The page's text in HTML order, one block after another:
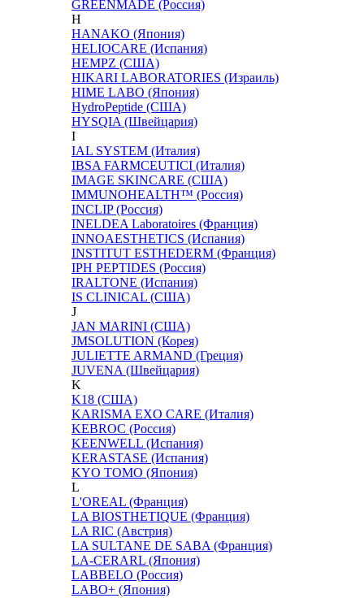
GREENMADE (Россия)
H
HANAKO (Япония)
HELIOCARE (Испания)
HEMPZ (США)
HIKARI LABORATORIES (Израиль)
HIME LABO (Япония)
HydroPeptide (США)
HYSQIA (Швейцария)
I
IAL SYSTEM (Италия)
IBSA FARMCEUTICI (Италия)
IMAGE SKINCARE (США)
IMMUNOHEALTH™ (Россия)
INCLIP (Россия)
INELDEA Laboratoires (Франция)
INNOAESTHETICS (Испания)
INSTITUT ESTHEDERM (Франция)
IPH PEPTIDES (Россия)
IRALTONE (Испания)
IS CLINICAL (США)
J
JAN MARINI (США)
JMSOLUTION (Корея)
JULIETTE ARMAND (Греция)
JUVENA (Швейцария)
K
K18 (США)
KARISMA EXO CARE (Италия)
KEBROC (Россия)
KEENWELL (Испания)
KERASTASE (Испания)
KYO TOMO (Япония)
L
L'OREAL (Франция)
LA BIOSTHETIQUE (Франция)
LA RIC (Австрия)
LA SULTANE DE SABA (Франция)
LA-CERARL (Япония)
LABBELO (Россия)
LABO+ (Япония)